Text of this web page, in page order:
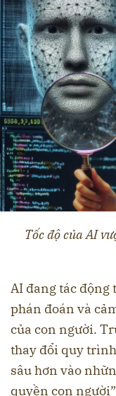
Tốc độ của AI
AI đang tác
phán đoán và
của con người.
thay đổi quy
sâu hơn vào
quyền con